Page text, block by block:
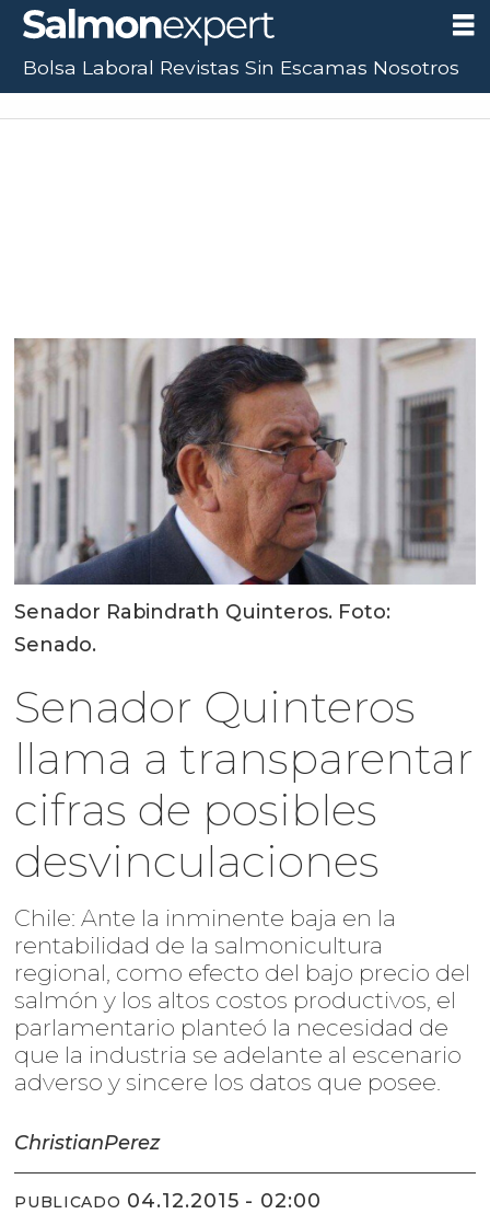
Senador Rabindrath Quinteros. Foto:
Senado.
Senador Quinteros
llama a transparentar
cifras de posibles
desvinculaciones
Chile: Ante la inminente baja en la
rentabilidad de la salmonicultura
regional, como efecto del bajo precio del
salmón y los altos costos productivos, el
parlamentario planteó la necesidad de
que la industria se adelante al escenario
adverso y sincere los datos que posee.
ChristianPerez
PUBLICADO 04.12.2015 - 02:00
Bolsa Laboral Revistas Sin Escamas Nosotros